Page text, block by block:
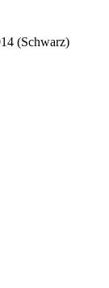
(Schwarz)